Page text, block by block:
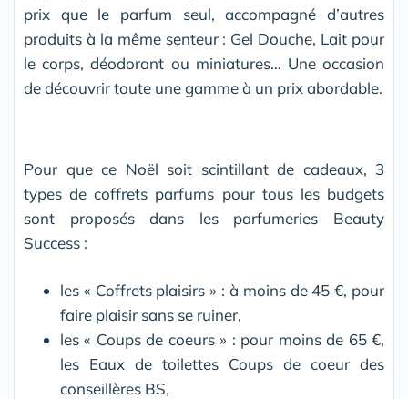
prix que le parfum seul, accompagné d’autres
produits à la même senteur : Gel Douche, Lait pour
le corps, déodorant ou miniatures… Une occasion
de découvrir toute une gamme à un prix abordable.
Pour que ce Noël soit scintillant de cadeaux, 3
types de coffrets parfums pour tous les budgets
sont proposés dans les parfumeries Beauty
Success :
les « Coffrets plaisirs » : à moins de 45 €, pour
faire plaisir sans se ruiner,
les « Coups de coeurs » : pour moins de 65 €,
les Eaux de toilettes Coups de coeur des
conseillères BS,